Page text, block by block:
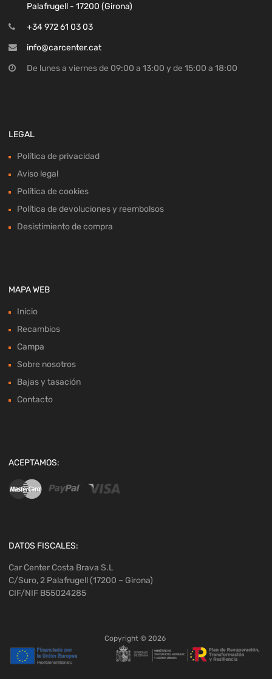
Palafrugell - 17200 (Girona)
+34 972 61 03 03
info@carcenter.cat
De lunes a viernes de 09:00 a 13:00 y de 15:00 a 18:00
LEGAL
Política de privacidad
Aviso legal
Política de cookies
Política de devoluciones y reembolsos
Desistimiento de compra
MAPA WEB
Inicio
Recambios
Campa
Sobre nosotros
Bajas y tasación
Contacto
ACEPTAMOS:
DATOS FISCALES:
Car Center Costa Brava S.L
C/Suro, 2 Palafrugell (17200 – Girona)
CIF/NIF B55024285
Copyright © 2026